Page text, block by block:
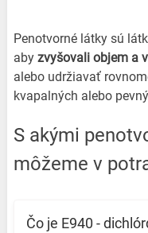
Penotvorné látky sú
aby zvyšovali objem a
alebo udržiavať
kvapalných alebo
S akými penotvornými látkami sa
môžeme v
Čo je E940 -